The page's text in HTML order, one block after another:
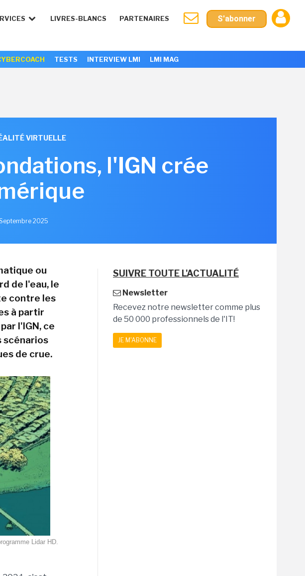
LIVRES-BLANCS PARTENAIRES S'abonner
TESTS INTERVIEW LMI LMI MAG
VIRTUELLE
l'IGN crée
2025
ou
de l'eau, le
contre les
à partir
l'IGN, ce
scénarios
de crue.
Lidar HD.
SUIVRE TOUTE L'ACTUALITÉ
Newsletter
Recevez notre newsletter comme plus
de 50 000 professionnels de l'IT!
JE M'ABONNE